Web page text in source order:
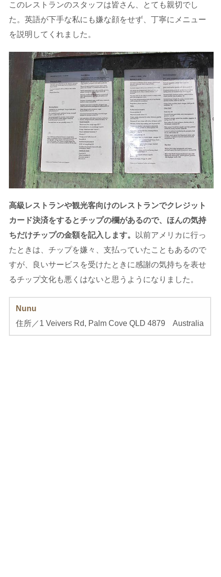
このレストランのスタッフは皆さん、とても親切でし
た。英語が下手な私にも嫌な顔をせず、丁寧にメニュー
を説明してくれました。
高級レストランや観光客向けのレストランでクレジット
カード決済をするとチップの欄があるので、ほんの気持
ちだけチップの金額を記入します。
以前アメリカに行っ
たときは、チップを嫌々、支払っていたこともあるので
すが、良いサービスを受けたときに感謝の気持ちを表せ
るチップ文化も悪くはないと思うようになりました。
Nunu
住所／1 Veivers Rd, Palm Cove QLD 4879 Australia